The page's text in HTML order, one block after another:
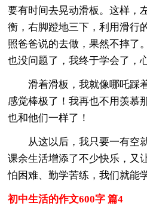
要有时间去晃动滑板。这样，
衡，右脚蹬地三下，利用滑行
照爸爸说的去做，果然不摔了
也没问题了，我终于学会了，
滑着滑板，我就像哪吒踩
感觉棒极了！我再也不用羡慕
也和他们一样了！
从这以后，我只要一有空
课余生活增添了不少快乐，又
怕困难、勤学苦练，我们就能
初中生活的作文600字 篇4